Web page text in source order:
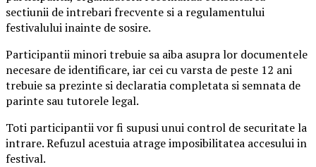
sectiunii de intrebari frecvente si a regulamentului
festivalului inainte de sosire.
Participantii minori trebuie sa aiba asupra lor documentele
necesare de identificare, iar cei cu varsta de peste 12 ani
trebuie sa prezinte si declaratia completata si semnata de
parinte sau tutorele legal.
Toti participantii vor fi supusi unui control de securitate la
intrare. Refuzul acestuia atrage imposibilitatea accesului in
festival.